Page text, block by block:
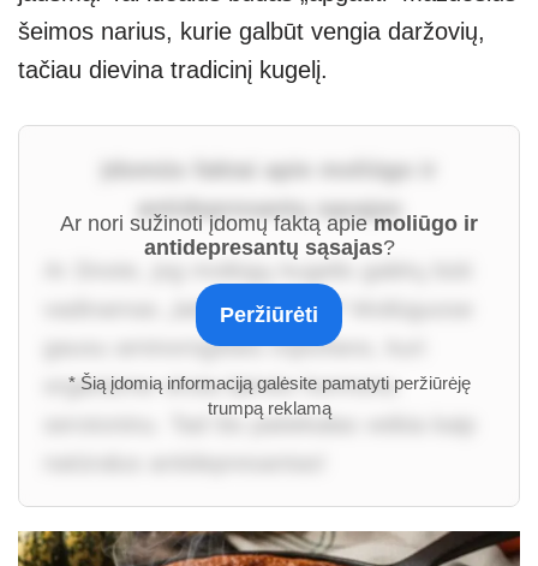
šeimos narius, kurie galbūt vengia daržovių,
tačiau dievina tradicinį kugelį.
Įdomūs faktai apie moliūgo ir
antidepresantų sąsajas
vadinamas „laimės pyragu“? Moliūguose
gausu aminorūgšties triptofano, kuri
organizme virsta laimės hormonu
serotoninu. Tad šis patiekalas veikia kaip
Ar nori sužinoti įdomų faktą apiemoliūgo ir
antidepresantų sąsajas?
Peržiūrėti
* Šią įdomią informaciją galėsite pamatyti peržiūrėję
trumpą reklamą